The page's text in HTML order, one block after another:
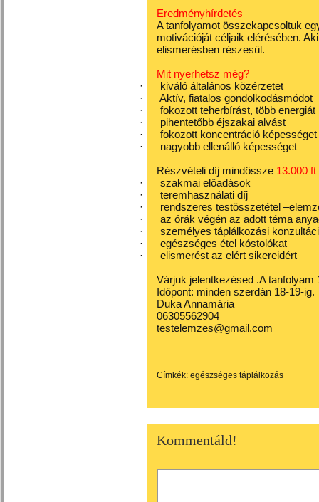
Eredményhírdetés
A tanfolyamot összekapcsoltuk
motivációját céljaik elérésében.
elismerésben részesül.
Mit nyerhetsz még?
·
kiváló általános közérzetet
·
Aktív, fiatalos gondolkodásmódot
·
fokozott teherbírást, több energiát
·
pihentetőbb éjszakai alvást
·
fokozott koncentráció képességet
·
nagyobb ellenálló képességet
Részvételi díj mindössze 13.000 ft
·
szakmai előadások
·
teremhasználati díj
·
rendszeres testösszetétel
·
az órák végén az adott téma
·
személyes táplálkozási
·
egészséges étel kóstolókat
·
elismerést az elért sikereidért
Várjuk jelentkezésed .A tanfolyam
Időpont: minden szerdán 18-19-ig.
Duka Annamária
06305562904
testelemzes@gmail.com
Címkék: egészséges táplálkozás
Kommentáld!